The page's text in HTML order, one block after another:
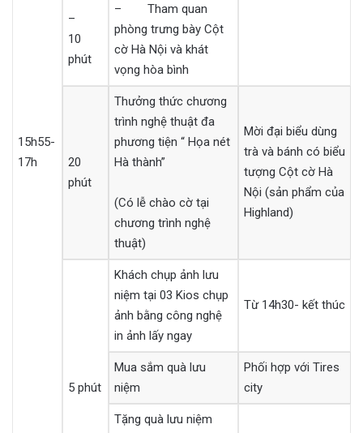
15h55-
17h
–
10
phút
– Tham quan
phòng trưng bày Cột
cờ Hà Nội và khát
vọng hòa bình
20
phút
Thưởng thức chương
trình nghệ thuật đa
phương tiện “ Họa nét
Hà thành”
(Có lễ chào cờ tại
chương trình nghệ
thuật)
Mời đại biểu dùng
trà và bánh có biểu
tượng Cột cờ Hà
Nội (sản phẩm của
Highland)
5 phút
Khách chụp ảnh lưu
niệm tại 03 Kios chụp
ảnh bằng công nghệ
in ảnh lấy ngay
Từ 14h30- kết thúc
Mua sắm quà lưu
niệm
Phối hợp với Tires
city
Tặng quà lưu niệm